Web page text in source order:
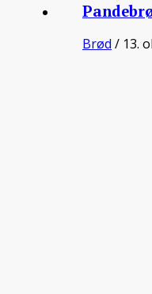
Brød / 13.